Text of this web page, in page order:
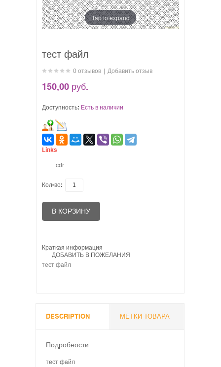
Tap to expand
тест файл
0 отзывов Добавить отзыв
150,00 руб.
Доступность: Есть в наличии
Links
cdr
Кол-во:
В КОРЗИНУ
ДОБАВИТЬ В ПОЖЕЛАНИЯ
Краткая информация
тест файл
DESCRIPTION МЕТКИ ТОВАРА
Подробности
тест файл